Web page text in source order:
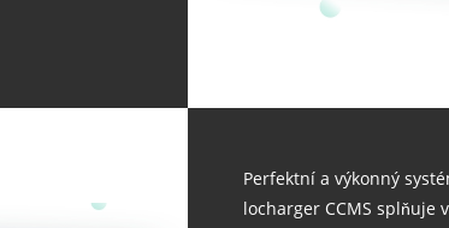
Perfektní a výkonný
locharger CCMS splňuje